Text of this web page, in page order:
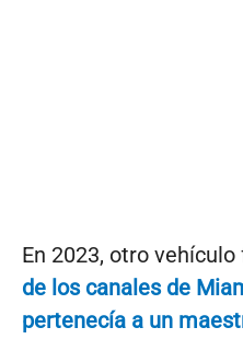
En 2023, otro
de los canales de
pertenecía a un